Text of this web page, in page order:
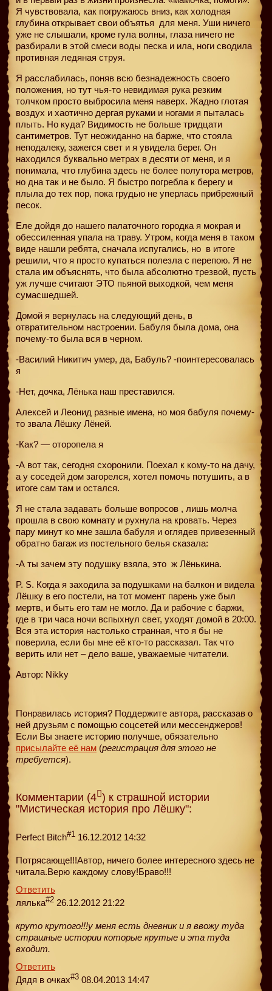
Я чувствовала, как погружаюсь вниз, как холодная
глубина открывает свои объятья для меня. Уши ничего
уже не слышали, кроме гула волны, глаза ничего не
разбирали в этой смеси воды песка и ила, ноги сводила
противная ледяная струя.
Я расслабилась, поняв всю безнадежность своего
положения, но тут чья-то невидимая рука резким
толчком просто выбросила меня наверх. Жадно глотая
воздух и хаотично дергая руками и ногами я пыталась
плыть. Но куда? Видимость не больше тридцати
сантиметров. Тут неожиданно на барже, что стояла
неподалеку, зажегся свет и я увидела берег. Он
находился буквально метрах в десяти от меня, и я
понимала, что глубина здесь не более полутора метров,
но дна так и не было. Я быстро погребла к берегу и
плыла до тех пор, пока грудью не уперлась прибрежный
песок.
Еле дойдя до нашего палаточного городка я мокрая и
обессиленная упала на траву. Утром, когда меня в таком
виде нашли ребята, сначала испугались, но в итоге
решили, что я просто купаться полезла с перепою. Я не
стала им объяснять, что была абсолютно трезвой, пусть
уж лучше считают ЭТО пьяной выходкой, чем меня
сумасшедшей.
Домой я вернулась на следующий день, в
отвратительном настроении. Бабуля была дома, она
почему-то была вся в черном.
-Василий Никитич умер, да, Бабуль? -поинтересовалась
я
-Нет, дочка, Лёнька наш преставился.
Алексей и Леонид разные имена, но моя бабуля почему-
то звала Лёшку Лёней.
-Как? — оторопела я
-А вот так, сегодня схоронили. Поехал к кому-то на дачу,
а у соседей дом загорелся, хотел помочь потушить, а в
итоге сам там и остался.
Я не стала задавать больше вопросов , лишь молча
прошла в свою комнату и рухнула на кровать. Через
пару минут ко мне зашла бабуля и оглядев привезенный
обратно багаж из постельного белья сказала:
-А ты зачем эту подушку взяла, это ж Лёнькина.
P. S. Когда я заходила за подушками на балкон и видела
Лёшку в его постели, на тот момент парень уже был
мертв, и быть его там не могло. Да и рабочие с баржи,
где в три часа ночи вспыхнул свет, уходят домой в 20:00.
Вся эта история настолько странная, что я бы не
поверила, если бы мне её кто-то рассказал. Так что
верить или нет – дело ваше, уважаемые читатели.
Автор: Nikky
Понравилась история? Поддержите автора, рассказав о
ней друзьям с помощью соцсетей или мессенджеров!
Если Вы знаете историю получше, обязательно
присылайте её нам (регистрация для этого не
требуется).
Комментарии (4 ) к страшной истории
"Мистическая история про Лёшку":
Perfect Bitch#1 16.12.2012 14:32
Потрясающе!!!Автор, ничего более интересного здесь не
читала.Верю каждому слову!Браво!!!
Ответить
лялька#2 26.12.2012 21:22
круто крутого!!!у меня есть дневник и я ввожу туда
страшные истории которые крутые и эта туда
входит.
Ответить
Дядя в очках#3 08.04.2013 14:47